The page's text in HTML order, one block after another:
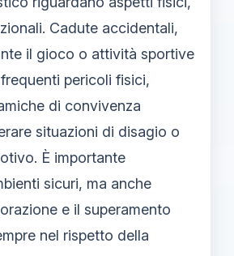
Cadute accidentali,
il gioco o attività sportive
pericoli fisici,
di convivenza
situazioni di disagio o
È importante
sicuri, ma anche
e il superamento
nel rispetto della